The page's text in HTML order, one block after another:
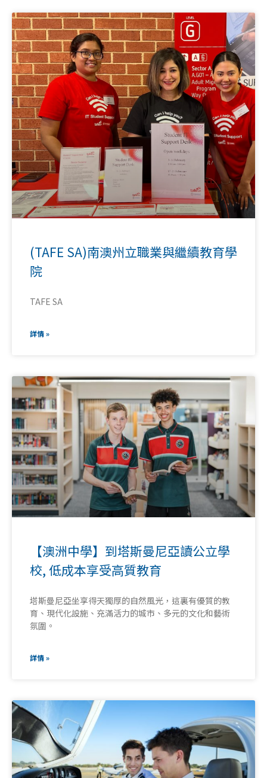
(TAFE SA)南澳州立職業與繼續教育學
院
TAFE SA
詳情 »
【澳洲中學】到塔斯曼尼亞讀公立學
校, 低成本享受高質教育
塔斯曼尼亞坐享得天獨厚的自然風光，這裏有優質的教
育、現代化設施、充滿活力的城市、多元的文化和藝術
氛圍。
詳情 »